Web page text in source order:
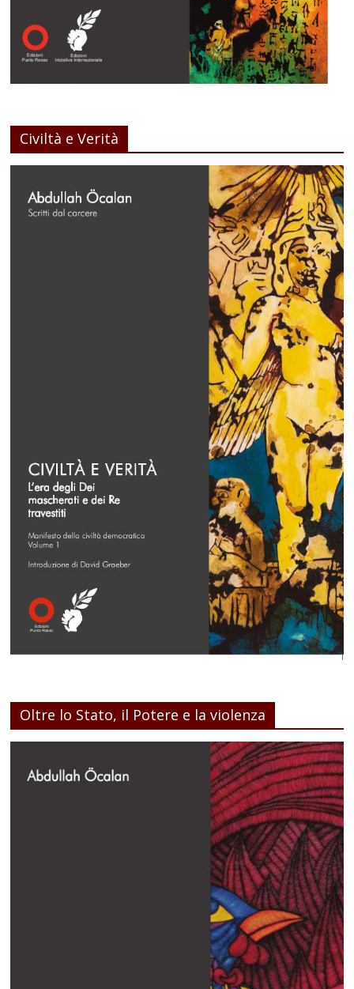
Civiltà e Verità
Oltre lo Stato, il Potere e la violenza